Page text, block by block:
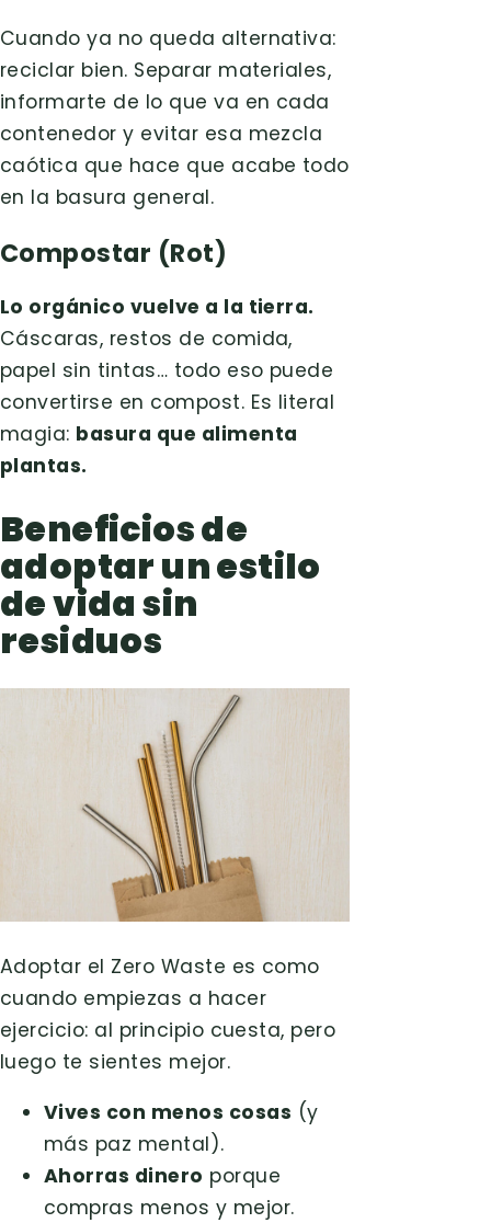
Cuando ya no queda alternativa:
reciclar bien. Separar materiales,
informarte de lo que va en cada
contenedor y evitar esa mezcla
caótica que hace que acabe todo
en la basura general.
Compostar (Rot)
Lo orgánico vuelve a la tierra.
Cáscaras, restos de comida,
papel sin tintas… todo eso puede
convertirse en compost. Es literal
magia: basura que alimenta
plantas.
Beneficios de
adoptar un estilo
de vida sin
residuos
Adoptar el Zero Waste es como
cuando empiezas a hacer
ejercicio: al principio cuesta, pero
luego te sientes mejor.
Vives con menos cosas (y
más paz mental).
Ahorras dinero porque
compras menos y mejor.